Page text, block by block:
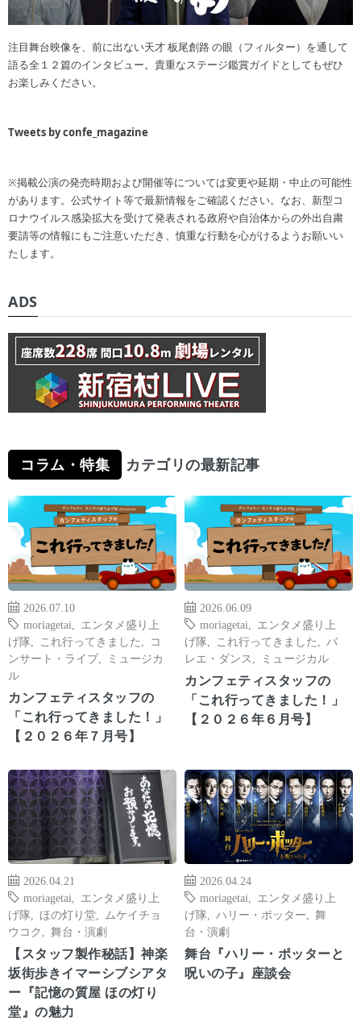
注目舞台映像を、前に出ない天才 板尾創路 の眼（フィルター）を通して
語る全１２篇のインタビュー。貴重なステージ鑑賞ガイドとしてもぜひ
お楽しみください。
Tweets by confe_magazine
※掲載公演の発売時期および開催等については変更や延期・中止の可能性
があります。公式サイト等で最新情報をご確認ください。なお、新型コ
ロナウイルス感染拡大を受けて発表される政府や自治体からの外出自粛
要請等の情報にもご注意いただき、慎重な行動を心がけるようお願いい
たします。
ADS
コラム・特集 カテゴリの最新記事
2026.07.10
moriagetai
エンタメ盛り上
げ隊
これ行ってきました
コ
ンサート・ライブ
ミュージカ
ル
カンフェティスタッフの
「これ行ってきました！」
【２０２６年７月号】
2026.06.09
moriagetai
エンタメ盛り上
げ隊
これ行ってきました
バ
レエ・ダンス
ミュージカル
カンフェティスタッフの
「これ行ってきました！」
【２０２６年６月号】
2026.04.21
moriagetai
エンタメ盛り上
げ隊
ほの灯り堂
ムケイチョ
ウコク
舞台・演劇
【スタッフ製作秘話】神楽
坂街歩きイマーシブシアタ
ー『記憶の質屋 ほの灯り
堂』の魅力
2026.04.24
moriagetai
エンタメ盛り上
げ隊
ハリー・ポッター
舞
台・演劇
舞台『ハリー・ポッターと
呪いの子』座談会